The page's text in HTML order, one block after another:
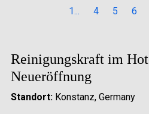
1... 4 5 6
Reinigungskraft im
Neueröffnung
Standort:Konstanz, Germany